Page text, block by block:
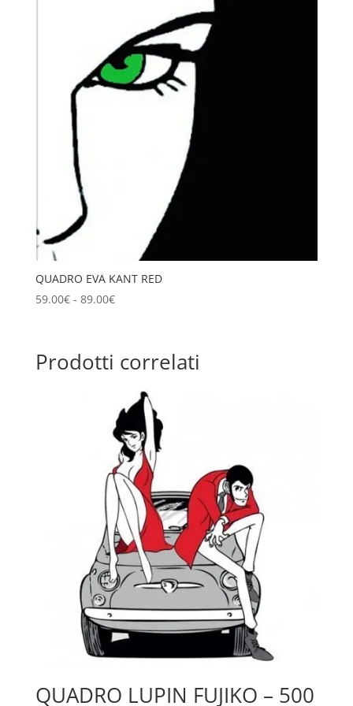
QUADRO EVA KANT RED
59.00€ - 89.00€Fascia
59.00€
89.00€
Prodotti correlati
QUADRO LUPIN FUJIKO – 500